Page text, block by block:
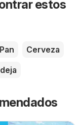
estos
Pan
Cerveza